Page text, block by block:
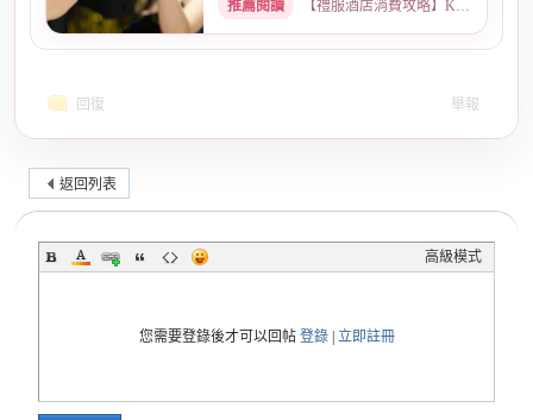
推薦閱讀 【禮服酒店消費攻略】KTV喝酒娛樂、價格試算 · 2026-05-08
回復 舉報
返回列表
高級模式
您需要登錄後才可以回帖 登錄| 立即註冊